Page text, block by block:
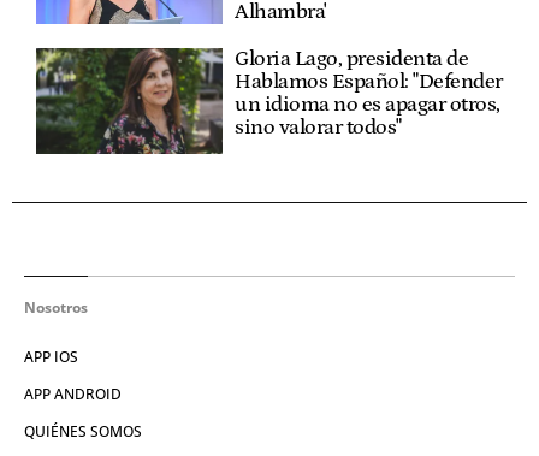
Alhambra'
Gloria Lago, presidenta de
Hablamos Español: "Defender
un idioma no es apagar otros,
sino valorar todos"
Nosotros
APP IOS
APP ANDROID
QUIÉNES SOMOS